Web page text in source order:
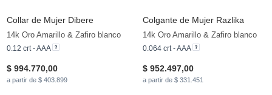
Collar de Mujer Dibere
14k Oro Amarillo & Zafiro blanco
0.12 crt - AAA
$ 994.770,00
a partir de $ 403.899
Colgante de Mujer Razlika
14k Oro Amarillo & Zafiro blanco
0.064 crt - AAA
$ 952.497,00
a partir de $ 331.451